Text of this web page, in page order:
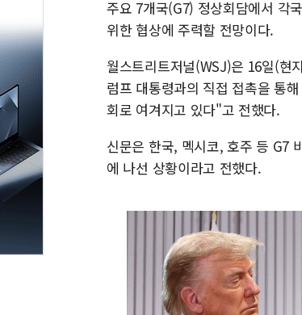
주요 7개국(G7) 정상회담에서 각
위한 협상에 주력할 전망이다.
월스트리트저널(WSJ)은 16일(현
럼프 대통령과의 직접 접촉을 통
회로 여겨지고 있다"고 전했다.
신문은 한국, 멕시코, 호주 등 G7
에 나선 상황이라고 전했다.